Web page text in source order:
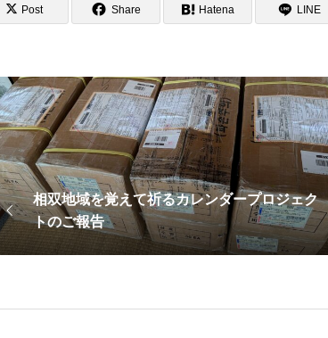
Post Share Hatena LINE
相双地域を覚えて祈るカレンダープロジェク
トのご報告